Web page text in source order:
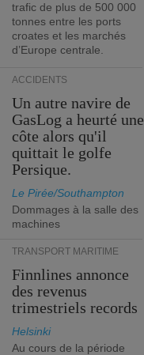
trafic de plus de 500 000
tonnes entre les ports
croates et les marchés
d’Europe centrale.
ACCIDENTS
Un autre navire de
GasLog a heurté une
côte alors qu'il
quittait le golfe
Persique.
Le Pirée/Southampton
Dommages à la salle des
machines
TRANSPORT MARITIME
Finnlines annonce
des revenus
trimestriels records
Helsinki
Au cours de la période